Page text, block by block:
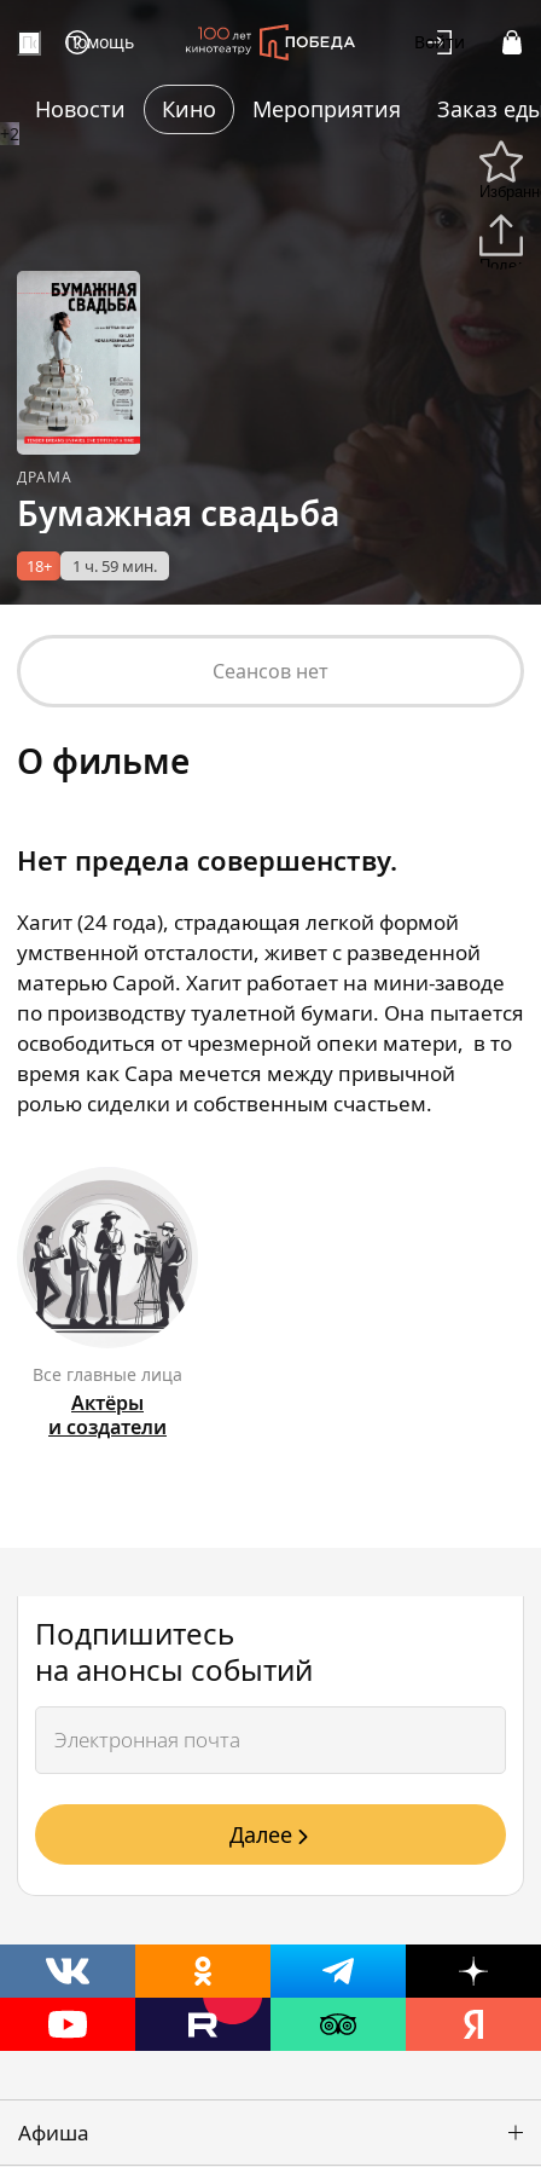
Помощь Войти
Новости Кино Мероприятия Заказ
+2
ДРАМА
Бумажная свадьба
18+ 1 ч. 59 мин.
Сеансов нет
О фильме
Нет предела совершенству.
Хагит (24 года), страдающая легкой формой
умственной отсталости, живет с разведенной
матерью Сарой. Хагит работает на мини-заводе
по производству туалетной бумаги. Она пытается
освободиться от чрезмерной опеки матери, в то
время как Сара мечется между привычной
ролью сиделки и собственным счастьем.
Все главные лица
Актёры
и создатели
Подпишитесь
на анонсы событий
Далее
Афиша